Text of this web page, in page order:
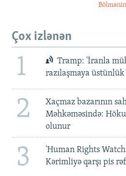
Çox izlənən
1
Tramp: 'İranla
razılaşmaya
2
Xaçmaz bazarının
Məhkəməsində:
olunur
3
'Human Rights
Kərimliyə qarşı pis